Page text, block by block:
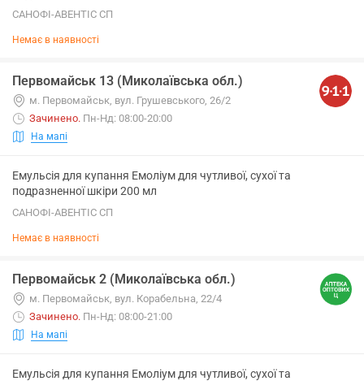
САНОФІ-АВЕНТІС СП
Немає в наявності
Первомайськ 13 (Миколаївська обл.)
м. Первомайськ, вул. Грушевського, 26/2
Зачинено. Пн-Нд: 08:00-20:00
На мапі
Емульсія для купання Емоліум для чутливої, сухої та
подразненної шкіри 200 мл
САНОФІ-АВЕНТІС СП
Немає в наявності
Первомайськ 2 (Миколаївська обл.)
м. Первомайськ, вул. Корабельна, 22/4
Зачинено. Пн-Нд: 08:00-21:00
На мапі
Емульсія для купання Емоліум для чутливої, сухої та